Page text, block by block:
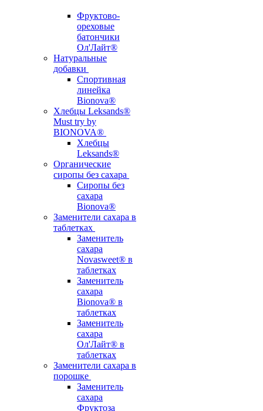
Фруктово-
ореховые
батончики
Ол'Лайт®
Натуральные
добавки
Спортивная
линейка
Bionova®
Хлебцы Leksands®
Must try by
BIONOVA®
Хлебцы
Leksands®
Органические
сиропы без сахара
Сиропы без
сахара
Bionova®
Заменители сахара в
таблетках
Заменитель
сахара
Novasweet® в
таблетках
Заменитель
сахара
Bionova® в
таблетках
Заменитель
сахара
Ол'Лайт® в
таблетках
Заменители сахара в
порошке
Заменитель
сахара
Фруктоза